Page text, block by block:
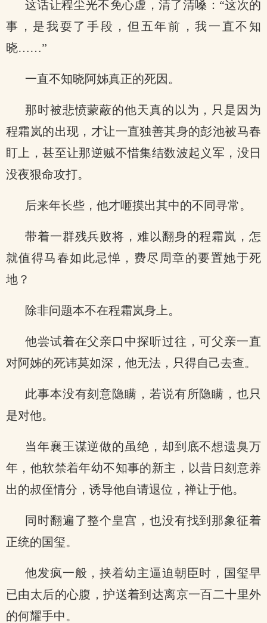
这话让程尘光不免心虚，清了清嗓：“这次的
事，是我耍了手段，但五年前，我一直不知
晓……”
一直不知晓阿姊真正的死因。
那时被悲愤蒙蔽的他天真的以为，只是因为
程霜岚的出现，才让一直独善其身的彭池被马春
盯上，甚至让那逆贼不惜集结数波起义军，没日
没夜狠命攻打。
后来年长些，他才咂摸出其中的不同寻常。
带着一群残兵败将，难以翻身的程霜岚，怎
就值得马春如此忌惮，费尽周章的要置她于死
地？
除非问题本不在程霜岚身上。
他尝试着在父亲口中探听过往，可父亲一直
对阿姊的死讳莫如深，他无法，只得自己去查。
此事本没有刻意隐瞒，若说有所隐瞒，也只
是对他。
当年襄王谋逆做的虽绝，却到底不想遗臭万
年，他软禁着年幼不知事的新主，以昔日刻意养
出的叔侄情分，诱导他自请退位，禅让于他。
同时翻遍了整个皇宫，也没有找到那象征着
正统的国玺。
他发疯一般，挟着幼主逼迫朝臣时，国玺早
已由太后的心腹，护送着到达离京一百二十里外
的何耀手中。